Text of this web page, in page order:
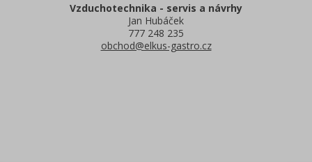
Vzduchotechnika - servis a návrhy
Jan Hubáček
777 248 235
obchod@elkus-gastro.cz